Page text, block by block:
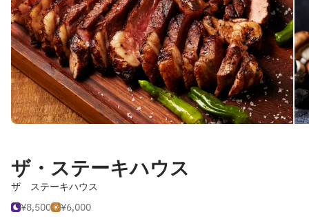
ザ・ステーキハウス
ザ ステーキハウス
¥8,500
¥6,000